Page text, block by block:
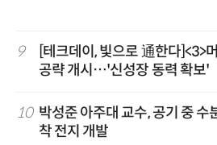
9
[테크데이, 빛으로 通한다]<3>
공략 개시…'신성장 동력 확보'
10 박성준 아주대 교수, 공기 중
착 전지 개발